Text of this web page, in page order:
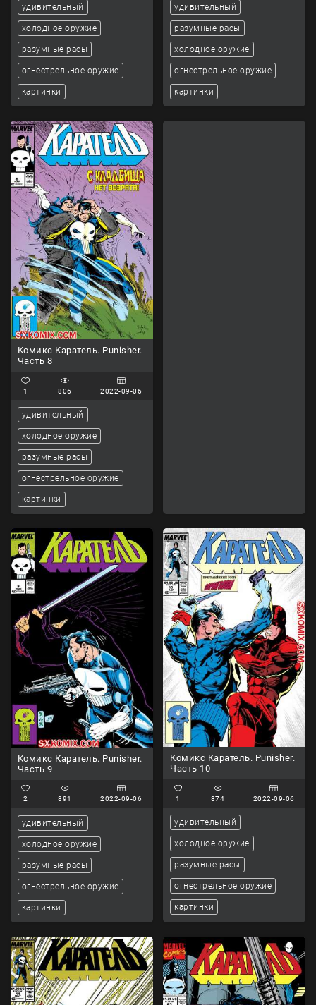
удивительный
холодное оружие
разумные расы
огнестрельное оружие
картинки
удивительный
разумные расы
холодное оружие
огнестрельное оружие
картинки
Комикс Каратель. Punisher.
Часть 8
1 806 2022-09-06
удивительный
холодное оружие
разумные расы
огнестрельное оружие
картинки
Комикс Каратель. Punisher.
Часть 9
2 891 2022-09-06
удивительный
холодное оружие
разумные расы
огнестрельное оружие
картинки
Комикс Каратель. Punisher.
Часть 10
1 874 2022-09-06
удивительный
холодное оружие
разумные расы
огнестрельное оружие
картинки